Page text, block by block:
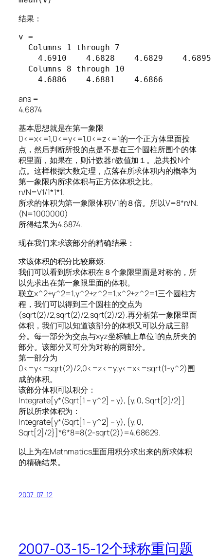
结果：
v =
  Columns 1 through 7
4.6910    4.6828    4.6829    4.6895
  Columns 8 through 10
    4.6886    4.6881    4.6866
ans =
4.6874
基本思想就是在第一象限
0<=x<=1,0<=y<=1,0<=z<=1的一个正方体里面投
点，然后判断所投的点是不是在三个圆柱所围个的体
积里面，如果在，则计数器n数值加１。总共投N个
点。这样根据大数定理，点落在所求体积内的概率为
第一象限内所求体积与正方体体积之比。
n/N=V1/1*1*1.
所求的体积为第一象限体积V1的８倍。所以V=8*n/N.
(N=1000000)
所得结果为4.6874.
现在我们来求该部分的精确结果：
求该体积的积分比较麻烦:
我们可以看到所求体积在８个象限里面是对称的，所
以先求出在第一象限里面的体积。
联立x^2+y^2=1,y^2+z^2=1,x^2+z^2=1三个圆柱方
程，我们可以得到三个圆柱的交点为
(sqrt(2)/2,sqrt(2)/2,sqrt(2)/2).再分析第一象限里面
体积，我们可以知道该部分的体积又可以分成三部
分。每一部分为交点与xyz坐标轴上单位1的点所夹的
部分。该部分又可分为对称的两部分。
第一部分为
0<=y<=sqrt(2)/2,0<=z<=y,y<=x<=sqrt(1-y^2)围
成的体积。
该部分体积可以积分：
Integrate[y*(Sqrt[1 – y^2] – y), {y, 0, Sqrt[2]/2}]
所以所求体积为：
Integrate[y*(Sqrt[1 – y^2] – y), {y, 0,
Sqrt[2]/2}]*6*8=8(2-sqrt(2))=4.68629.
以上为在Mathmatics里面用积分求出来的所求体积
的精确结果。
2007-07-12
2007-03-15-12个球称重问题